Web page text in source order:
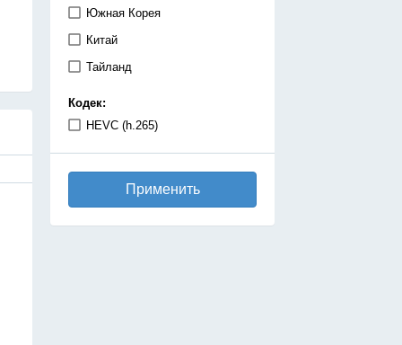
дзёсей
драма
игры
киберпанк
комедия
космос
Южная Корея
Китай
Тайланд
Кодек:
HEVC (h.265)
Применить